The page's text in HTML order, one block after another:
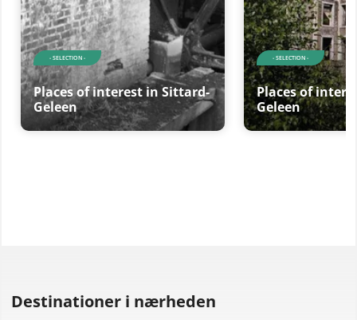
- SELECTION -
Places of interest in Sittard-
Geleen
- SELECTION -
Places of
Geleen
Destinationer i nærheden